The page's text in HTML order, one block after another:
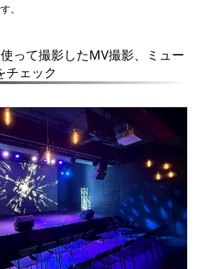
。
って撮影したMV撮影、ミュー
チェック